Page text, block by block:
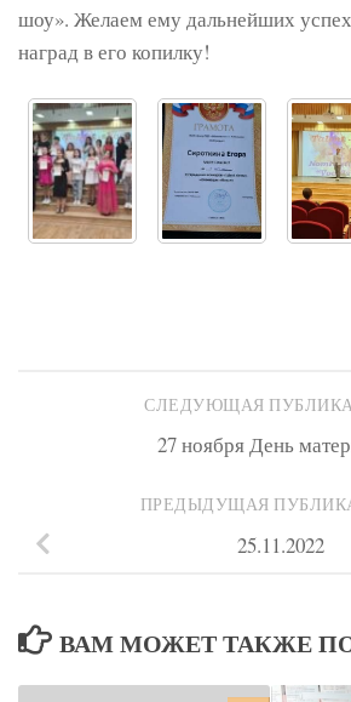
шоу». Желаем ему дальнейших
наград в его копилку!
СЛЕДУЮЩАЯ
27 ноября День
ПРЕДЫДУЩАЯ
25.11.2022
ВАМ МОЖЕТ ТАКЖЕ